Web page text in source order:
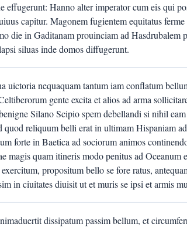
effugerunt: Hanno alter imperator cum eis qui
capitur. Magonem fugientem equitatus
die in Gaditanam prouinciam ad Hasdrubalem
siluas inde domos diffugerunt.
uictoria nequaquam tantum iam conflatum
gente excita et alios ad arma
Silano Scipio spem debellandi si nihil
quod reliquum belli erat in ultimam Hispaniam
forte in Baetica ad sociorum animos
magis quam itineris modo penitus ad Oceanum
propositum bello se fore ratus,
in ciuitates diuisit ut et muris se ipsi et armis
dissipatum passim bellum, et